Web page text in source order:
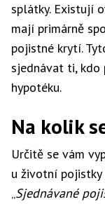
splátky. Existují
mají primárně
pojistné krytí.
sjednávat ti,
hypotéku.
Na kolik
Určitě se vám
u životní pojistky
„Sjednávané